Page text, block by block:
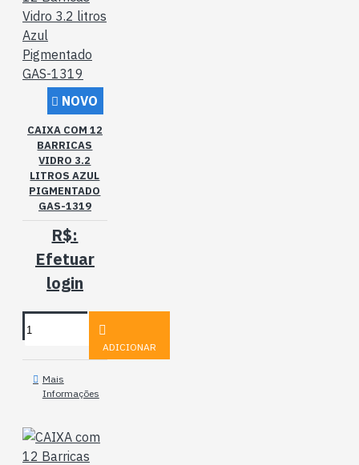
NOVO
CAIXA COM 12
BARRICAS
VIDRO 3.2
LITROS AZUL
PIGMENTADO
GAS-1319
R$:
Efetuar
login
ADICIONAR
Mais
Informações